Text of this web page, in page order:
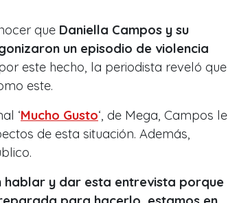
que Daniella Campos y su
un episodio de violencia
este hecho, la periodista reveló que
este.
‘Mucho Gusto‘, de Mega, Campos le
de esta situación. Además,
hablar y dar esta entrevista porque